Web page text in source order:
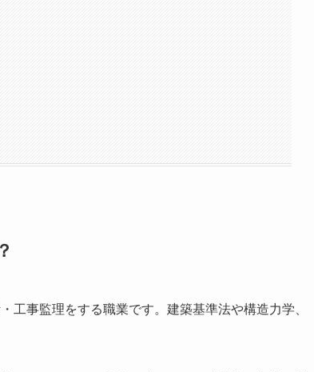
工事監理をする職業です。建築基準法や構造力学、